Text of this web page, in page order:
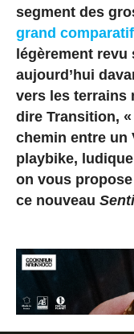
segment des
grand
légèrement
aujourd’hui
vers les terrains
dire Transition,
chemin entre un
playbike,
on vous
ce nouveau